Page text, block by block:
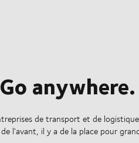
anywhere.
de transport et de
l'avant, il y a de la place pour